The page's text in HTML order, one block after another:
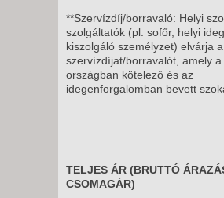
**Szervízdíj/borravaló: Helyi
szolgáltatók (pl. sofőr, helyi
kiszolgáló személyzet) elvárja a
szervízdíjat/borravalót, amely
országban kötelező és az
idegenforgalomban bevett
TELJES ÁR (BRUTTÓ
CSOMAGÁR)